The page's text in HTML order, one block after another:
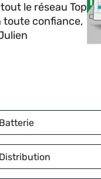
le réseau Top
toute confiance,
Batterie
Distribution